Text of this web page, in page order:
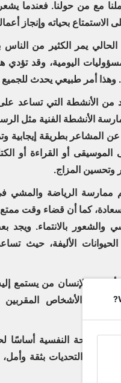
مع من حولنا. فعندما
الاستمتاع بحياته وإنجاز
يمر الكثير من
اليومية، وقد تؤدي
وهذا أمر طبيعي يحدث
من الأنشطة التي تساعد
الأنشطة الفنية مثل
عن المشاعر بطريقة إيجابية
الموسيقى أو القراءة أو
وتحسين المزاج.
ممارسة الرياضة والمشي
كما أن قضاء وقت ممتع
والشعور بالانتماء.
الحيوانات الأليفة، حيث
أن يجد الإنسان من يستمع
من الأشخاص
تعد الصحة النفسية أساسًا
مواجهة التحديات بثقة وأمل،